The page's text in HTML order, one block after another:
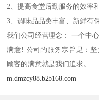
2、提高食堂后勤服务的效率
3、调味品品类丰富、新鲜有保
我们公司经营理念： 一个中
满意! 公司的服务宗旨是：
顾客的满意就是我们追求。
m.dmzcy88.b2b168.com